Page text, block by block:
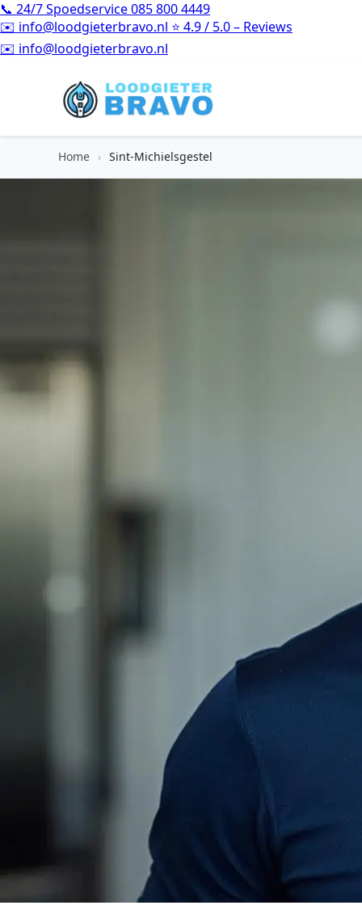
📞 24/7 Spoedservice085 800 4449
✉️ info@loodgieterbravo.nl ⭐ 4.9 / 5.0 – Reviews
⭐4.9 / 5.0 – Reviews
Home › Sint-Michielsgestel